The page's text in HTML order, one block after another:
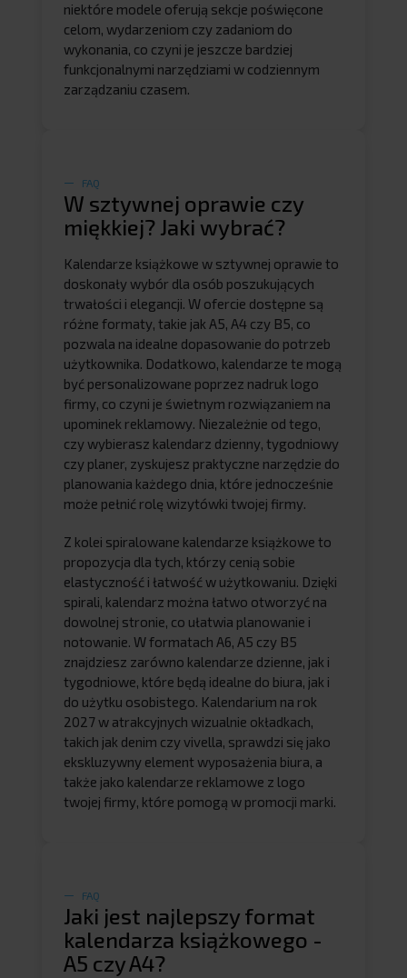
niektóre modele oferują sekcje poświęcone
celom, wydarzeniom czy zadaniom do
wykonania, co czyni je jeszcze bardziej
funkcjonalnymi narzędziami w codziennym
zarządzaniu czasem.
FAQ
W sztywnej oprawie czy
miękkiej? Jaki wybrać?
Kalendarze książkowe w sztywnej oprawie to
doskonały wybór dla osób poszukujących
trwałości i elegancji. W ofercie dostępne są
różne formaty, takie jak A5, A4 czy B5, co
pozwala na idealne dopasowanie do potrzeb
użytkownika. Dodatkowo, kalendarze te mogą
być personalizowane poprzez nadruk logo
firmy, co czyni je świetnym rozwiązaniem na
upominek reklamowy. Niezależnie od tego,
czy wybierasz kalendarz dzienny, tygodniowy
czy planer, zyskujesz praktyczne narzędzie do
planowania każdego dnia, które jednocześnie
może pełnić rolę wizytówki twojej firmy.
Z kolei spiralowane kalendarze książkowe to
propozycja dla tych, którzy cenią sobie
elastyczność i łatwość w użytkowaniu. Dzięki
spirali, kalendarz można łatwo otworzyć na
dowolnej stronie, co ułatwia planowanie i
notowanie. W formatach A6, A5 czy B5
znajdziesz zarówno kalendarze dzienne, jak i
tygodniowe, które będą idealne do biura, jak i
do użytku osobistego. Kalendarium na rok
2027 w atrakcyjnych wizualnie okładkach,
takich jak denim czy vivella, sprawdzi się jako
ekskluzywny element wyposażenia biura, a
także jako kalendarze reklamowe z logo
twojej firmy, które pomogą w promocji marki.
FAQ
Jaki jest najlepszy format
kalendarza książkowego -
A5 czy A4?